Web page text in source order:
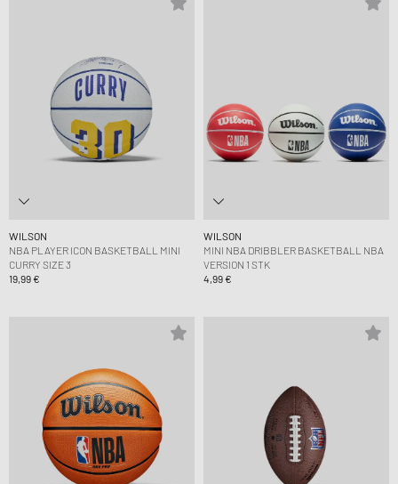
WILSON
NBA PLAYER ICON BASKETBALL MINI
CURRY SIZE 3
19,99 €
WILSON
MINI NBA DRIBBLER BASKETBALL NBA
VERSION 1 STK
4,99 €